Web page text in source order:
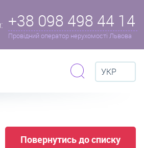
+38 098 498 44 14
Провідний оператор нерухомості Львова
УКР
Повернутись до списку